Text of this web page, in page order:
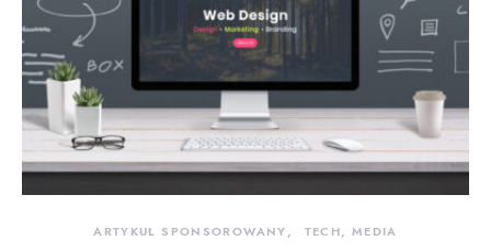
ARTYKUŁ SPONSOROWANY TECH, MEDIA